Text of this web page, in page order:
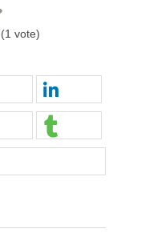
(1 vote)